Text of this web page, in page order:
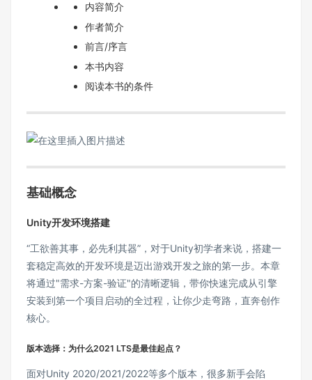
内容简介
作者简介
前言/序言
本书内容
阅读本书的条件
基础概念
Unity开发环境搭建
“工欲善其事，必先利其器”，对于Unity初学者来说，搭建一
套稳定高效的开发环境是迈出游戏开发之旅的第一步。本章
将通过"需求-方案-验证"的清晰逻辑，带你快速完成从引擎
安装到第一个项目启动的全过程，让你少走弯路，直奔创作
核心。
版本选择：为什么2021 LTS是最佳起点？
面对Unity 2020/2021/2022等多个版本，很多新手会陷